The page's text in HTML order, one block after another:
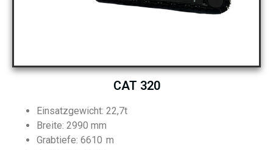
CAT 320
Einsatzgewicht: 22,7t
Breite: 2990 mm
Grabtiefe: 6610 m